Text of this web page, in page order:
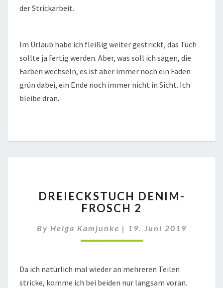
der Strickarbeit.
Im Urlaub habe ich fleißig weiter gestrickt, das Tuch
sollte ja fertig werden. Aber, was soll ich sagen, die
Farben wechseln, es ist aber immer noch ein Faden
grün dabei, ein Ende noch immer nicht in Sicht. Ich
bleibe dran.
DENIM-
FROSCH
DREIECKSTUCH DENIM-
FROSCH 2
By Helga Kamjunke | 19. Juni 2019
Da ich natürlich mal wieder an mehreren Teilen
stricke, komme ich bei beiden nur langsam voran.